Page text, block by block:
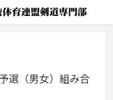
選（男女）組み合